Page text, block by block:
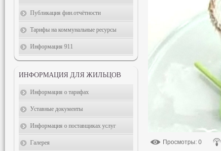
Просмотры: 0
Публикация фин.отчётности
Тарифы на коммунальные ресурсы
Информация 911
ИНФОРМАЦИЯ ДЛЯ ЖИЛЬЦОВ
Информация о тарифах
Уставные документы
Информация о поставщиках услуг
Галерея